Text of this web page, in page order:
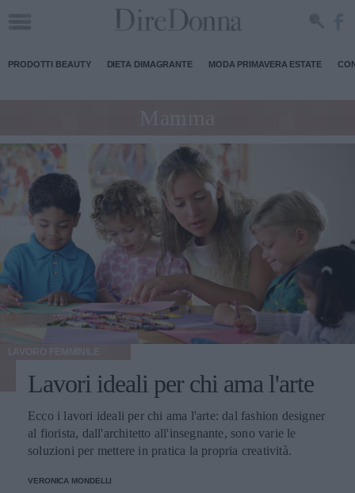
PRODOTTI BEAUTY DIETA DIMAGRANTE MODA PRIMAVERA ESTATE
Lavori ideali per chi ama l'arte
Ecco i lavori ideali per chi ama l'arte: dal fashion designer
al fiorista, dall'architetto all'insegnante, sono varie le
soluzioni per mettere in pratica la propria creatività.
VERONICA MONDELLI